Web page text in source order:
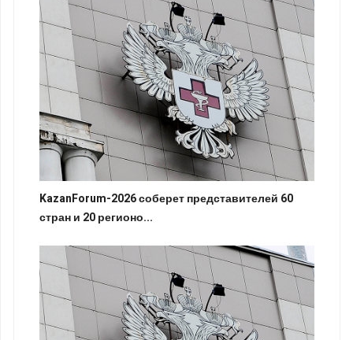
KazanForum-2026 соберет представителей 60
стран и 20 регионо...